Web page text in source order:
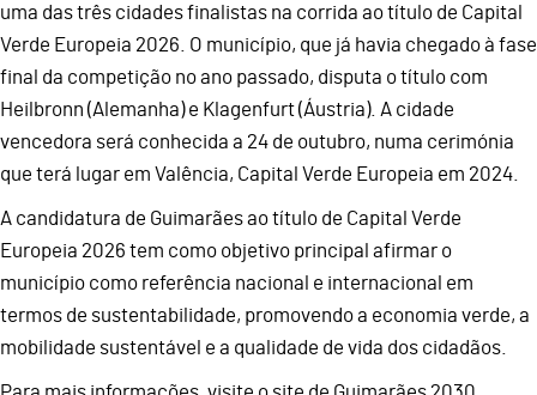
uma das três cidades finalistas na corrida ao título de Capital
Verde Europeia 2026. O município, que já havia chegado à fase
final da competição no ano passado, disputa o título com
Heilbronn (Alemanha) e Klagenfurt (Áustria). A cidade
vencedora será conhecida a 24 de outubro, numa cerimónia
que terá lugar em Valência, Capital Verde Europeia em 2024.
A candidatura de Guimarães ao título de Capital Verde
Europeia 2026 tem como objetivo principal afirmar o
município como referência nacional e internacional em
termos de sustentabilidade, promovendo a economia verde, a
mobilidade sustentável e a qualidade de vida dos cidadãos.